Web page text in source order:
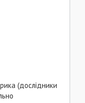
(дослідники